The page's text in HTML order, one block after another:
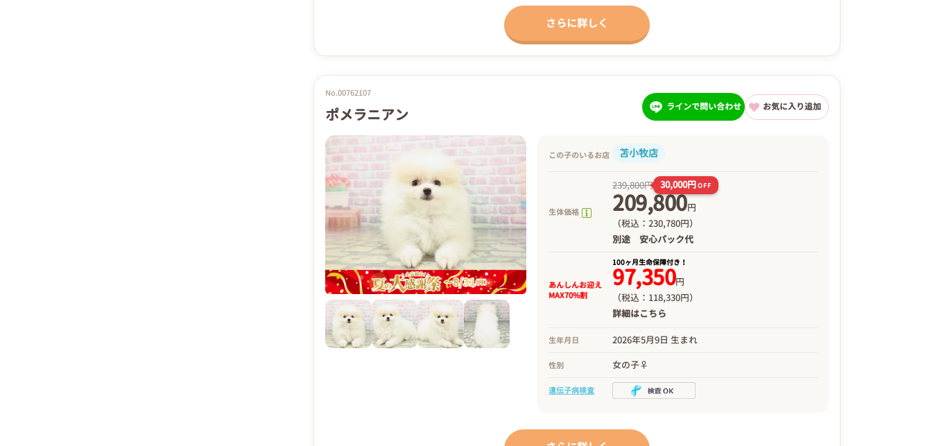
さらに詳しく
No.00762107
ポメラニアン ラインで問い合わせ お気に入り追加
この子のいるお店 苫小牧店
生体価格
239,800円 30,000円OFF
209,800円
（税込：230,780円）
別途 安心パック代
あんしんお迎え
MAX70%割
100ヶ月生命保障付き！
97,350円
（税込：118,330円）
詳細はこちら
生年月日 2026年5月9日 生まれ
性別 女の子♀
遺伝子病検査